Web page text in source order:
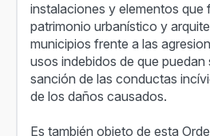
instalaciones y elementos que
patrimonio urbanístico y
municipios frente a las
usos indebidos de que puedan
sanción de las conductas
de los daños causados.
Es también objeto de esta